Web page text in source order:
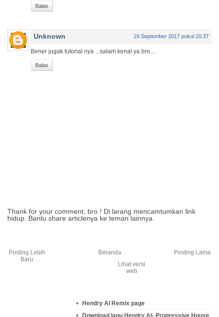
Balas
Unknown 19 September 2017 pukul 20.37
Bener jugak tutorial nya ...salam kenal ya bro....
Balas
Thank for your comment, bro ! Di larang mencamtumkan link
hidup. Bantu share articlenya ke teman lainnya.
Posting Lebih
Baru
Posting Lama
Beranda
Lihat versi
web
Hendry Al Remix page
Download lagu Hendry Al- Progressive House